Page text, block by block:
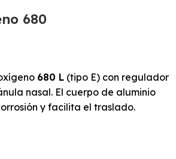
680
680 L (tipo E) con regulador
nasal. El cuerpo de aluminio
y facilita el traslado.